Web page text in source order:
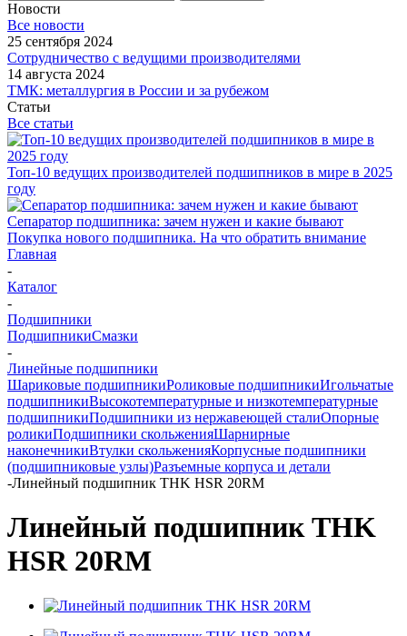
Новости
Все новости
25 сентября 2024
Сотрудничество с ведущими производителями
14 августа 2024
ТМК: металлургия в России и за рубежом
Статьи
Все статьи
Топ-10 ведущих производителей подшипников в мире в 2025
году
Сепаратор подшипника: зачем нужен и какие бывают
Покупка нового подшипника. На что обратить внимание
Главная
-
Каталог
-
Подшипники
ПодшипникиСмазки
-
Линейные подшипники
Шариковые подшипникиРоликовые подшипникиИгольчатые
подшипникиВысокотемпературные и низкотемпературные
подшипникиПодшипники из нержавеющей сталиОпорные
роликиПодшипники скольженияШарнирные
наконечникиВтулки скольженияКорпусные подшипники
(подшипниковые узлы)Разъемные корпуса и детали
-Линейный подшипник THK HSR 20RM
Линейный подшипник THK
HSR 20RM